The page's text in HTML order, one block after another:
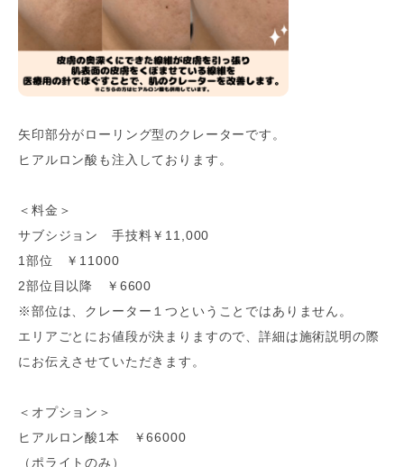
矢印部分がローリング型のクレーターです。
ヒアルロン酸も注入しております。
＜料金＞
サブシジョン 手技料￥11,000
1部位 ￥11000
2部位目以降 ￥6600
※部位は、クレーター１つということではありません。
エリアごとにお値段が決まりますので、詳細は施術説明の際
にお伝えさせていただきます。
＜オプション＞
ヒアルロン酸1本 ￥66000
（ポライトのみ）